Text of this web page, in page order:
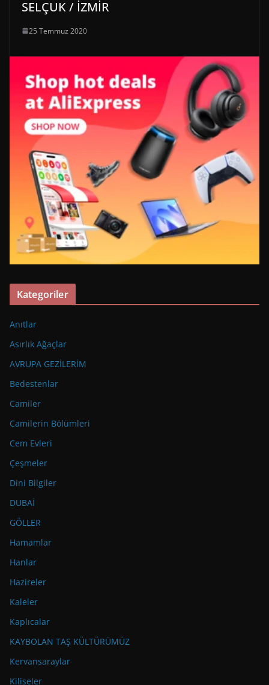
SELÇUK / İZMİR
25 Temmuz 2020
Kategoriler
Anıtlar
Asırlık Ağaçlar
AVRUPA GEZİLERİM
Bedestenlar
Camiler
Camilerin Bölümleri
Cem Evleri
Çeşmeler
Dini Bilgiler
DUBAİ
GÖLLER
Hamamlar
Hanlar
Hazireler
Kaleler
Kaplıcalar
KAYBOLAN TAŞ KÜLTÜRÜMÜZ
Kervansaraylar
Kiliseler